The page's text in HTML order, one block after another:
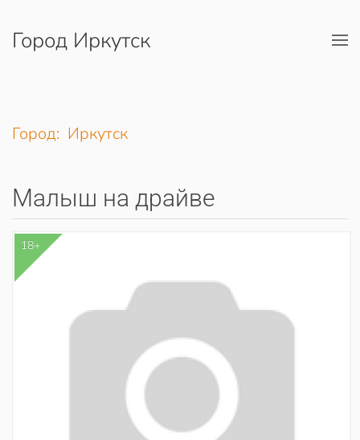
Перейти к содержимому
Город Иркутск
Город: Иркутск
Малыш на драйве
18+